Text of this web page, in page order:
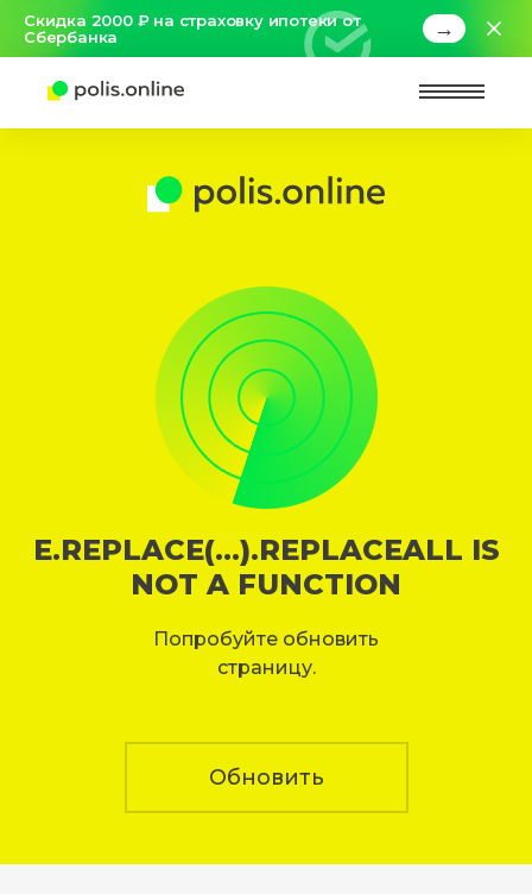
Скидка 2000 ₽ на страховку ипотеки от
Сбербанка
→
E.REPLACE(...).REPLACEALL IS
NOT A FUNCTION
Попробуйте обновить
страницу.
Обновить